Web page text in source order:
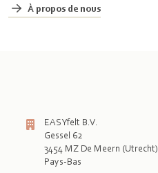
À propos de nous
EASYfelt B.V.
Gessel 62
3454 MZ De Meern (Utrecht)
Pays-Bas